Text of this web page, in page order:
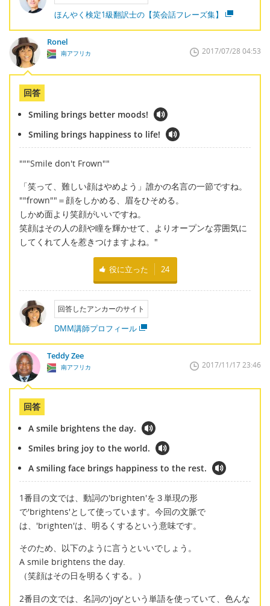
ほんやく検定1級翻訳士の【英会話フレーズ集】
Ronel
南アフリカ 2017/07/28 04:53
回答
Smiling brings better moods!
Smiling brings happiness to life!
"""Smile don't Frown""
「笑って、難しい顔はやめよう」誰かの名言の一節ですね。
""frown""＝顔をしかめる、眉をひそめる。
しかめ面より笑顔がいいですね。
笑顔はその人の顔や瞳を輝かせて、よりオープンな雰囲気に
してくれて人を惹きつけますよね。"
役に立った 24
回答したアンカーのサイト
DMM講師プロフィール
Teddy Zee
南アフリカ 2017/11/17 23:46
回答
A smile brightens the day.
Smiles bring joy to the world.
A smiling face brings happiness to the rest.
1番目の文では、動詞の'brighten'を３単現の形
で'brightens'として使っています。今回の文脈で
は、'brighten'は、明るくするという意味です。
そのため、以下のように言うといいでしょう。
A smile brightens the day.
（笑顔はその日を明るくする。）
2番目の文では、名詞の'joy'という単語を使っていて、色んな